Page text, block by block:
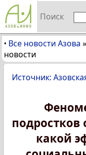
Поиск
• Все новости Азова »
новости
Источник:
подростков
какой